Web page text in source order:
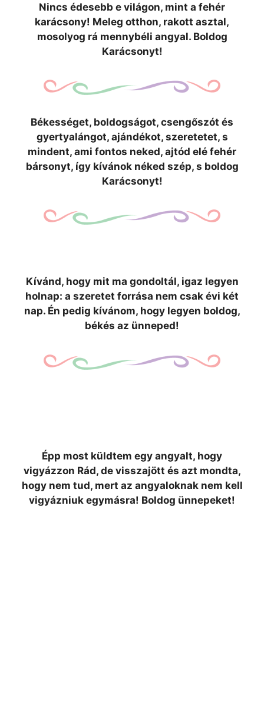
Nincs édesebb e világon, mint a fehér
karácsony! Meleg otthon, rakott asztal,
mosolyog rá mennybéli angyal. Boldog
Karácsonyt!
Békességet, boldogságot, csengőszót és
gyertyalángot, ajándékot, szeretetet, s
mindent, ami fontos neked, ajtód elé fehér
bársonyt, így kívánok néked szép, s boldog
Karácsonyt!
Kívánd, hogy mit ma gondoltál, igaz legyen
holnap: a szeretet forrása nem csak évi két
nap. Én pedig kívánom, hogy legyen boldog,
békés az ünneped!
Épp most küldtem egy angyalt, hogy
vigyázzon Rád, de visszajött és azt mondta,
hogy nem tud, mert az angyaloknak nem kell
vigyázniuk egymásra! Boldog ünnepeket!